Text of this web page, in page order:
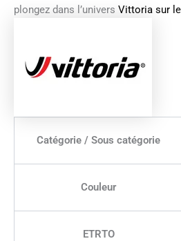
plongez dans l’univers Vittoria sur
Catégorie / Sous catégorie
Couleur
ETRTO